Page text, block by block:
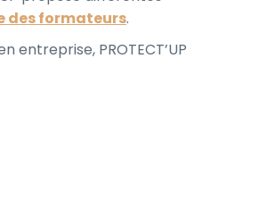
des formateurs.
PROTECT’UP